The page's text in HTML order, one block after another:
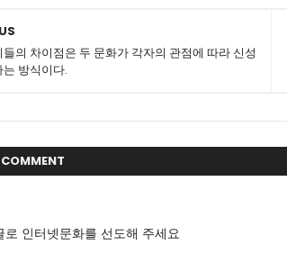
들의 차이점은 두 문화가 각자의 관점에 따라 신성
방식이다.
COMMENT
로 인터넷문화를 선도해 주세요